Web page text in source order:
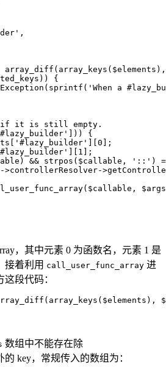
{
a
if it is still empty.
{
&& strpos($callable, '::')
>controllerResolver-
，其中元素 0 为函数名，元素 1 是
接着利用 call_user_func_array 进
段代码：
数组中不能存在除
的 key，常规传入的数组为：